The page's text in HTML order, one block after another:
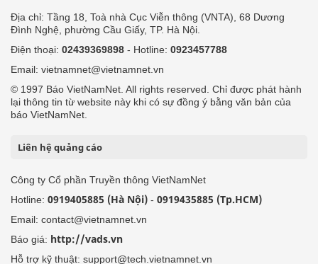
Địa chỉ: Tầng 18, Toà nhà Cục Viễn thông (VNTA), 68 Dương
Đình Nghệ, phường Cầu Giấy, TP. Hà Nội.
Điện thoại: 02439369898 - Hotline: 0923457788
Email: vietnamnet@vietnamnet.vn
© 1997 Báo VietNamNet. All rights reserved. Chỉ được phát hành
lại thông tin từ website này khi có sự đồng ý bằng văn bản của
báo VietNamNet.
Liên hệ quảng cáo
Công ty Cổ phần Truyền thông VietNamNet
Hotline: 0919405885 (Hà Nội) - 0919435885 (Tp.HCM)
Email: contact@vietnamnet.vn
Báo giá: http://vads.vn
Hỗ trợ kỹ thuật: support@tech.vietnamnet.vn